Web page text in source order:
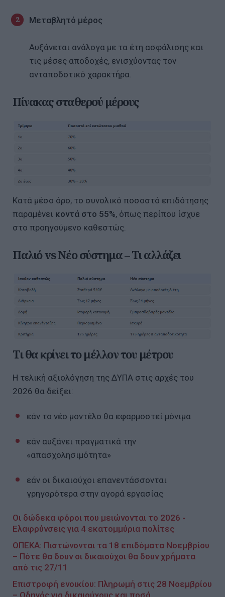
Μεταβλητό μέρος
Αυξάνεται ανάλογα με τα έτη ασφάλισης και
τις μέσες αποδοχές, ενισχύοντας τον
ανταποδοτικό χαρακτήρα.
Πίνακας σταθερού μέρους
Κατά μέσο όρο, το συνολικό ποσοστό επιδότησης
παραμένει κοντά στο 55%, όπως περίπου ίσχυε
στο προηγούμενο καθεστώς.
Παλιό vs Νέο σύστημα – Τι αλλάζει
Τι θα κρίνει το μέλλον του μέτρου
Η τελική αξιολόγηση της ΔΥΠΑ στις αρχές του
2026 θα δείξει:
εάν το νέο μοντέλο θα εφαρμοστεί μόνιμα
εάν αυξάνει πραγματικά την
«απασχολησιμότητα»
εάν οι δικαιούχοι επανεντάσσονται
γρηγορότερα στην αγορά εργασίας
Οι δώδεκα φόροι που μειώνονται το 2026 -
Ελαφρύνσεις για 4 εκατομμύρια πολίτες
ΟΠΕΚΑ: Πιστώνονται τα 18 επιδόματα Νοεμβρίου
– Πότε θα δουν οι δικαιούχοι θα δουν χρήματα
από τις 27/11
Επιστροφή ενοικίου: Πληρωμή στις 28 Νοεμβρίου
– Oδηγός για δικαιούχους και ποσά